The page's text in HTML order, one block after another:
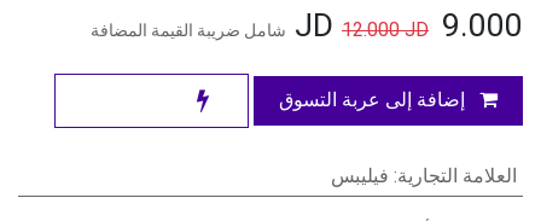
9.000
12.000JD شامل ضريبة القيمة المضافة
إضافة إلى عربة التسوق
العلامة التجارية: فيليبس